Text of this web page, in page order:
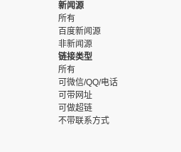
新闻源
所有
百度新闻源
非新闻源
链接类型
所有
可微信/QQ/电话
可带网址
可做超链
不带联系方式